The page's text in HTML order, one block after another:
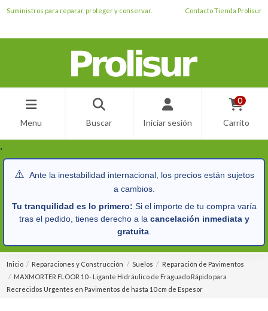
Suministros para reparar, proteger y conservar. Contacto Tienda Prolisur
Menu Buscar Iniciar sesión
0
Carrito
.
⚠️ Ante la inestabilidad internacional, los precios están sujetos
a cambios.
Tu tranquilidad es lo primero: Si el importe de tu compra varía
tras el pedido, tienes derecho a la cancelación inmediata y
gratuita.
Inicio Reparaciones y Construcción Suelos
Reparación de Pavimentos
MAXMORTER FLOOR 10 - Ligante Hidráulico de Fraguado Rápido para
Recrecidos Urgentes en Pavimentos de hasta 10 cm de Espesor